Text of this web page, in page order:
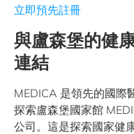
立即預先註冊
與盧森堡的健
連結
MEDICA 是領先的國際
探索盧森堡國家館
公司。這是探索國家健